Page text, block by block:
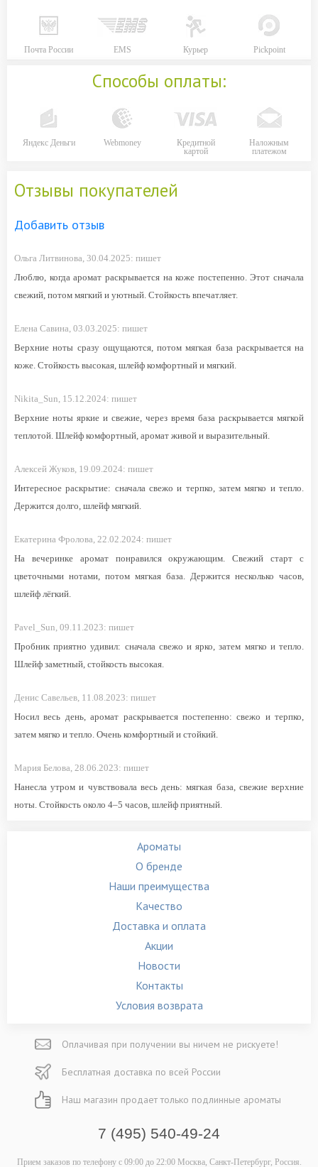
Почта России EMS Курьер Pickpoint
Способы оплаты:
Яндекс Деньги Webmoney
Кредитной
картой
Наложным
платежом
Отзывы покупателей
Добавить отзыв
Ольга Литвинова, 30.04.2025: пишет
Люблю, когда аромат раскрывается на коже постепенно. Этот сначала
свежий, потом мягкий и уютный. Стойкость впечатляет.
Елена Савина, 03.03.2025: пишет
Верхние ноты сразу ощущаются, потом мягкая база раскрывается на
коже. Стойкость высокая, шлейф комфортный и мягкий.
Nikita_Sun, 15.12.2024: пишет
Верхние ноты яркие и свежие, через время база раскрывается мягкой
теплотой. Шлейф комфортный, аромат живой и выразительный.
Алексей Жуков, 19.09.2024: пишет
Интересное раскрытие: сначала свежо и терпко, затем мягко и тепло.
Держится долго, шлейф мягкий.
Екатерина Фролова, 22.02.2024: пишет
На вечеринке аромат понравился окружающим. Свежий старт с
цветочными нотами, потом мягкая база. Держится несколько часов,
шлейф лёгкий.
Pavel_Sun, 09.11.2023: пишет
Пробник приятно удивил: сначала свежо и ярко, затем мягко и тепло.
Шлейф заметный, стойкость высокая.
Денис Савельев, 11.08.2023: пишет
Носил весь день, аромат раскрывается постепенно: свежо и терпко,
затем мягко и тепло. Очень комфортный и стойкий.
Мария Белова, 28.06.2023: пишет
Нанесла утром и чувствовала весь день: мягкая база, свежие верхние
ноты. Стойкость около 4–5 часов, шлейф приятный.
Ароматы
О бренде
Наши преимущества
Качество
Доставка и оплата
Акции
Новости
Контакты
Условия возврата
Оплачивая при получении вы ничем не рискуете!
Бесплатная доставка по всей России
Наш магазин продает только подлинные ароматы
7 (495) 540-49-24
Прием заказов по телефону с 09:00 до 22:00Москва, Санкт-Петербург, Россия.